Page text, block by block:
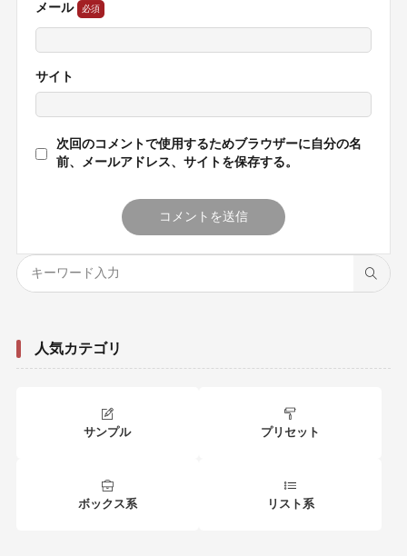
メール
サイト
次回のコメントで使用するためブラウザーに自分の名
前、メールアドレス、サイトを保存する。
人気カテゴリ
サンプル プリセット
ボックス系 リスト系